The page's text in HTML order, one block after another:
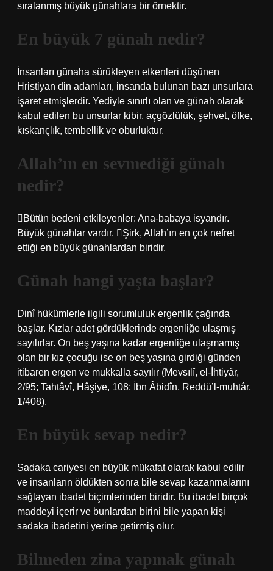
sıralanmış büyük günahlara bir örnektir.
En büyük 7 günah nedir?
İnsanları günaha sürükleyen etkenleri düşünen
Hristiyan din adamları, insanda bulunan bazı unsurlara
işaret etmişlerdir. Yediyle sınırlı olan ve günah olarak
kabul edilen bu unsurlar kibir, açgözlülük, şehvet, öfke,
kıskançlık, tembellik ve oburluktur.
Allah’ın en sevmediği günah
nedir?
Bütün bedeni etkileyenler: Ana-babaya isyandır.
Büyük günahlar vardır. Şirk, Allah’ın en çok nefret
ettiği en büyük günahlardan biridir.
Günah hangi yaşta başlar?
Dinî hükümlerle ilgili sorumluluk ergenlik çağında
başlar. Kızlar adet gördüklerinde ergenliğe ulaşmış
sayılırlar. On beş yaşına kadar ergenliğe ulaşmamış
olan bir kız çocuğu ise on beş yaşına girdiği günden
itibaren ergen ve mukkalla sayılır (Mevsılî, el-İhtiyâr,
2/95; Tahtâvî, Hâşiye, 108; İbn Âbidîn, Reddü’l-muhtâr,
1/408).
En büyük sevap nedir?
Sadaka cariyesi en büyük mükafat olarak kabul edilir
ve insanların öldükten sonra bile sevap kazanmalarını
sağlayan ibadet biçimlerinden biridir. Bu ibadet birçok
maddeyi içerir ve bunlardan birini bile yapan kişi
sadaka ibadetini yerine getirmiş olur.
Bilmeden zina yapmak günah